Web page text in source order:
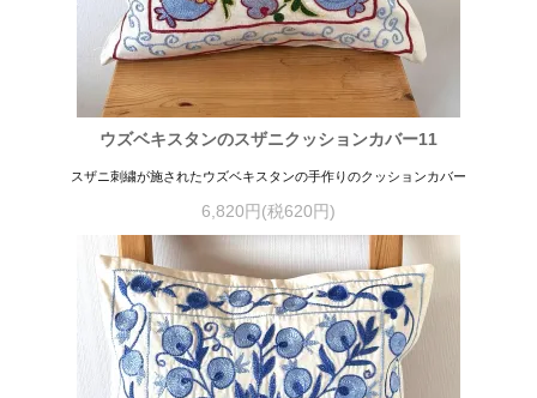
ウズベキスタンのスザニクッションカバー11
スザニ刺繍が施されたウズベキスタンの手作りのクッションカバー
6,820円(税620円)